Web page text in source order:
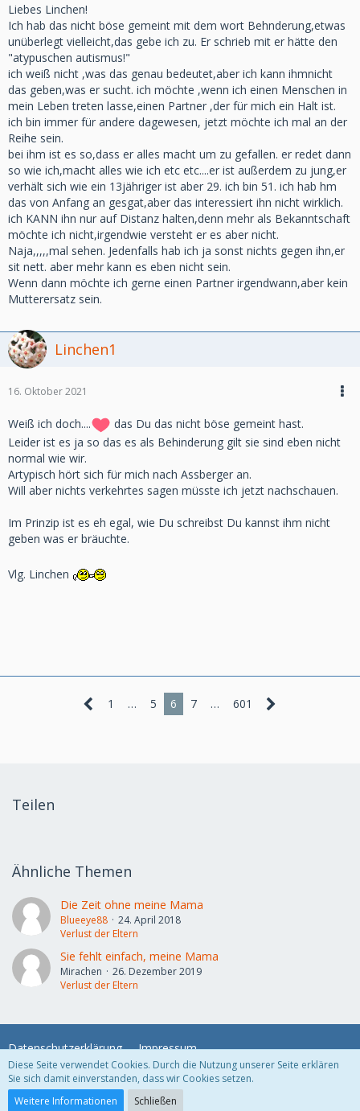
Liebes Linchen!
Ich hab das nicht böse gemeint mit dem wort Behnderung,etwas
unüberlegt vielleicht,das gebe ich zu. Er schrieb mit er hätte den
"atypuschen autismus!"
ich weiß nicht ,was das genau bedeutet,aber ich kann ihmnicht
das geben,was er sucht. ich möchte ,wenn ich einen Menschen in
mein Leben treten lasse,einen Partner ,der für mich ein Halt ist.
ich bin immer für andere dagewesen, jetzt möchte ich mal an der
Reihe sein.
bei ihm ist es so,dass er alles macht um zu gefallen. er redet dann
so wie ich,macht alles wie ich etc etc....er ist außerdem zu jung,er
verhält sich wie ein 13jähriger ist aber 29. ich bin 51. ich hab hm
das von Anfang an gesgat,aber das interessiert ihn nicht wirklich.
ich KANN ihn nur auf Distanz halten,denn mehr als Bekanntschaft
möchte ich nicht,irgendwie versteht er es aber nicht.
Naja,,,,,mal sehen. Jedenfalls hab ich ja sonst nichts gegen ihn,er
sit nett. aber mehr kann es eben nicht sein.
Wenn dann möchte ich gerne einen Partner irgendwann,aber kein
Mutterersatz sein.
Linchen1
16. Oktober 2021
Weiß ich doch....
das Du das nicht böse gemeint hast.
Leider ist es ja so das es als Behinderung gilt sie sind eben nicht
normal wie wir.
Artypisch hört sich für mich nach Assberger an.
Will aber nichts verkehrtes sagen müsste ich jetzt nachschauen.
Im Prinzip ist es eh egal, wie Du schreibst Du kannst ihm nicht
geben was er bräuchte.
Vlg. Linchen
1 … 5 6 7 … 601
Teilen
Ähnliche Themen
Die Zeit ohne meine Mama
Blueeye88
24. April 2018
Verlust der Eltern
Sie fehlt einfach, meine Mama
Mirachen
26. Dezember 2019
Verlust der Eltern
Datenschutzerklärung Impressum
Community-Software:
Diese Seite verwendet Cookies. Durch die Nutzung unserer Seite erklären
Sie sich damit einverstanden, dass wir Cookies setzen.
Weitere Informationen
Schließen